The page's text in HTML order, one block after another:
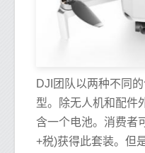
DJI团队以两种不同
型。除无人机和配件
含一个电池。消费者
+税)获得此套装。但